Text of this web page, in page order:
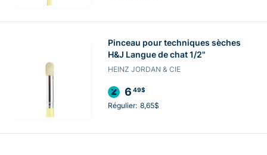
Pinceau pour techniques sèches
H&J Langue de chat 1/2"
HEINZ JORDAN & CIE
6 49$
Régulier: 8,65$